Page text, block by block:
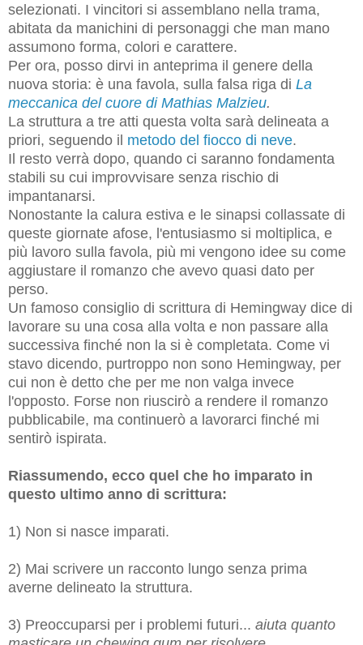
selezionati. I vincitori si assemblano nella trama,
abitata da manichini di personaggi che man mano
assumono forma, colori e carattere.
Per ora, posso dirvi in anteprima il genere della
nuova storia: è una favola, sulla falsa riga di La
meccanica del cuore di Mathias Malzieu.
La struttura a tre atti questa volta sarà delineata a
priori, seguendo il metodo del fiocco di neve.
Il resto verrà dopo, quando ci saranno fondamenta
stabili su cui improvvisare senza rischio di
impantanarsi.
Nonostante la calura estiva e le sinapsi collassate di
queste giornate afose, l'entusiasmo si moltiplica, e
più lavoro sulla favola, più mi vengono idee su come
aggiustare il romanzo che avevo quasi dato per
perso.
Un famoso consiglio di scrittura di Hemingway dice di
lavorare su una cosa alla volta e non passare alla
successiva finché non la si è completata. Come vi
stavo dicendo, purtroppo non sono Hemingway, per
cui non è detto che per me non valga invece
l'opposto. Forse non riuscirò a rendere il romanzo
pubblicabile, ma continuerò a lavorarci finché mi
sentirò ispirata.
Riassumendo, ecco quel che ho imparato in
questo ultimo anno di scrittura:
1) Non si nasce imparati.
2) Mai scrivere un racconto lungo senza prima
averne delineato la struttura.
3) Preoccuparsi per i problemi futuri... aiuta quanto